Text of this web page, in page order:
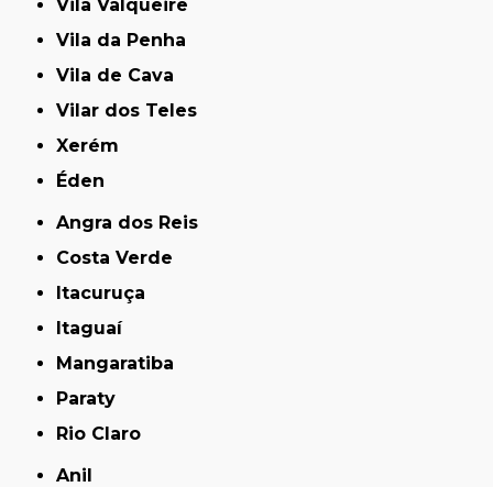
Vila Valqueire
Vila da Penha
Vila de Cava
Vilar dos Teles
Xerém
Éden
Angra dos Reis
Costa Verde
Itacuruça
Itaguaí
Mangaratiba
Paraty
Rio Claro
Anil